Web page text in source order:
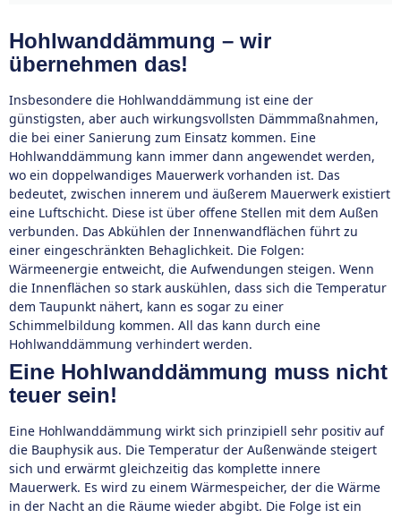
Hohlwanddämmung – wir
übernehmen das!
Insbesondere die Hohlwanddämmung ist eine der
günstigsten, aber auch wirkungsvollsten Dämmmaßnahmen,
die bei einer Sanierung zum Einsatz kommen. Eine
Hohlwanddämmung kann immer dann angewendet werden,
wo ein doppelwandiges Mauerwerk vorhanden ist. Das
bedeutet, zwischen innerem und äußerem Mauerwerk existiert
eine Luftschicht. Diese ist über offene Stellen mit dem Außen
verbunden. Das Abkühlen der Innenwandflächen führt zu
einer eingeschränkten Behaglichkeit. Die Folgen:
Wärmeenergie entweicht, die Aufwendungen steigen. Wenn
die Innenflächen so stark auskühlen, dass sich die Temperatur
dem Taupunkt nähert, kann es sogar zu einer
Schimmelbildung kommen. All das kann durch eine
Hohlwanddämmung verhindert werden.
Eine Hohlwanddämmung muss nicht
teuer sein!
Eine Hohlwanddämmung wirkt sich prinzipiell sehr positiv auf
die Bauphysik aus. Die Temperatur der Außenwände steigert
sich und erwärmt gleichzeitig das komplette innere
Mauerwerk. Es wird zu einem Wärmespeicher, der die Wärme
in der Nacht an die Räume wieder abgibt. Die Folge ist ein